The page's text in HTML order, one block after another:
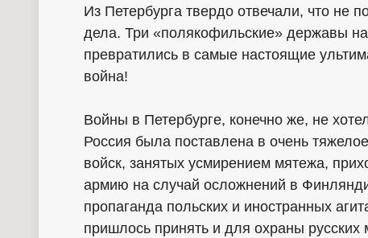
Из Петербурга твердо отвечали, что не
дела. Три «полякофильские» державы
превратились в самые настоящие
война!
Войны в Петербурге, конечно же, не
Россия была поставлена в очень
войск, занятых усмирением мятежа,
армию на случай осложнений в
пропаганда польских и иностранных
пришлось принять и для охраны русских